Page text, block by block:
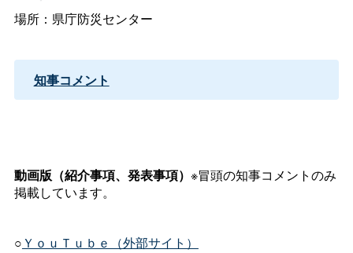
場所：県庁防災センター
知事コメント
動画版（紹介事項、発表事項） ※冒頭の知事コメントのみ
掲載しています。
○ＹｏｕＴｕｂｅ（外部サイト）